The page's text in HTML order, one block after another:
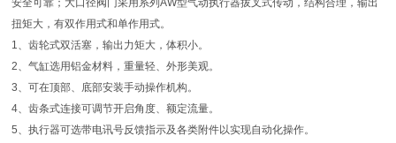
扭矩大，有双作用式和单作用式。
1、齿轮式双活塞，输出力矩大，体积小。
2、气缸选用铝金材料，重量轻、外形美观。
3、可在顶部、底部安装手动操作机构。
4、齿条式连接可调节开启角度、额定流量。
5、执行器可选带电讯号反馈指示及各类附件以实现自动化操作。